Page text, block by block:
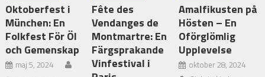
Oktoberfest i
München: En
Folkfest För Öl
och Gemenskap
maj 5, 2024
Fête des
Vendanges de
Montmartre: En
Färgsprakande
Vinfestival i
Amalfikusten på
Hösten – En
Oförglömlig
Upplevelse
oktober 28, 2024